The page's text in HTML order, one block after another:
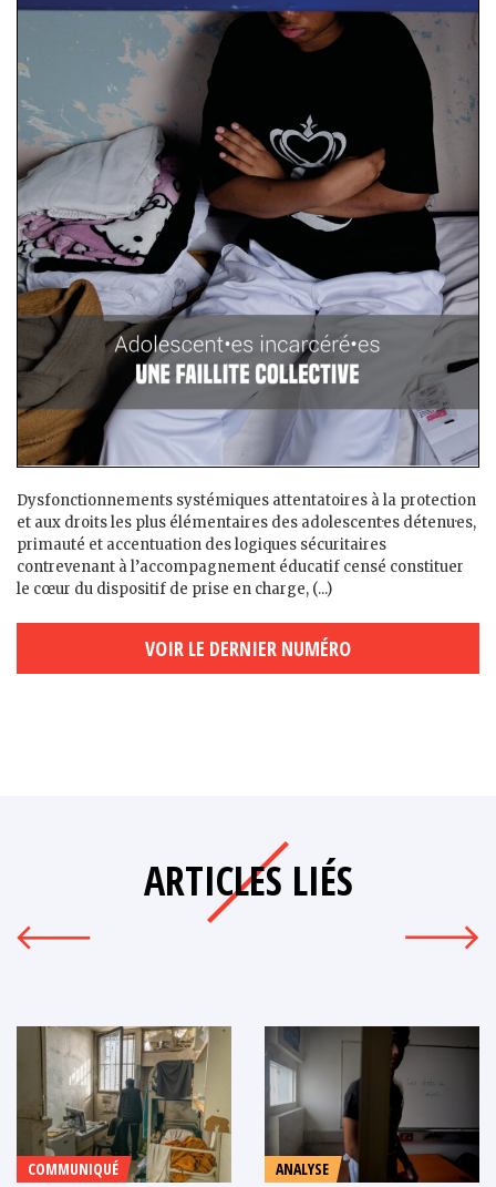
Dysfonctionnements systémiques attentatoires à la protection
et aux droits les plus élémentaires des adolescent·es détenu·es,
primauté et accentuation des logiques sécuritaires
contrevenant à l’accompagnement éducatif censé constituer
le cœur du dispositif de prise en charge, (...)
VOIR LE DERNIER NUMÉRO
ARTICLES LIÉS
COMMUNIQUÉ ANALYSE